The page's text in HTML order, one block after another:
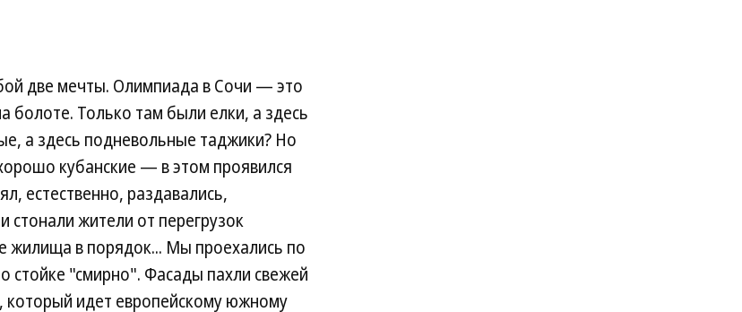
две мечты. Олимпиада в Сочи — это
болоте. Только там были елки, а здесь
а здесь подневольные таджики? Но
кубанские — в этом проявился
естественно, раздавались,
жители от перегрузок
жилища в порядок... Мы проехались по
стойке "смирно". Фасады пахли свежей
который идет европейскому южному